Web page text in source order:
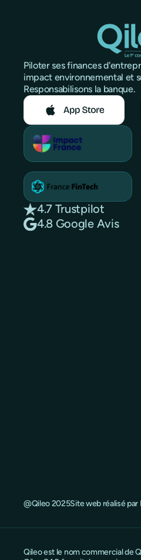
Piloter ses finances
impact environnemental et
Responsabilisons la banque.
4.7 Trustpilot
4.8 Google Avis
@Qileo 2025Site web réalisé par
Qileo est le nom commercial de